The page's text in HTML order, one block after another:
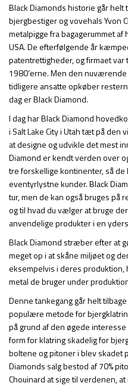
Black Diamonds historie går helt
bjergbestiger og vovehals Yvon
metalpigge fra bagagerummet af
USA. De efterfølgende år
patentrettigheder, og firmaet
1980’erne. Men den nuværende
tidligere ansatte opkøber
dag er Black Diamond.
I dag har Black Diamond
i Salt Lake City i Utah tæt på den
at designe og udvikle det mest
Diamond er kendt verden over
tre forskellige kontinenter, så
eventyrlystne kunder. Black
tur, men de kan også bruges på
og til hvad du vælger at bruge
anvendelige produkter i en
Black Diamond stræber efter at
meget op i at skåne miljøet og
eksempelvis i deres
metal de bruger under
Denne tankegang går helt
populære metode for
på grund af den øgede
form for klatring skadelig for
boltene og pitoner i blev skadet
Diamonds salg bestod af 70%
Chouinard at sige til verdenen,